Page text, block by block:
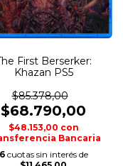
First Berserker:
Khazan PS5
$85.378,00
$68.790,00
$48.153,00 con
Bancaria
6 cuotas sin interés de